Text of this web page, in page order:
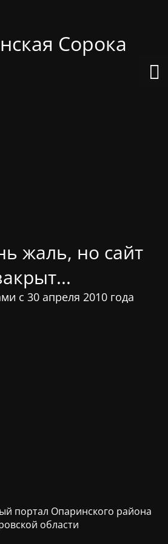
Сорока
жаль, но сайт
с 30 апреля 2010 года
портал Опаринского района
области